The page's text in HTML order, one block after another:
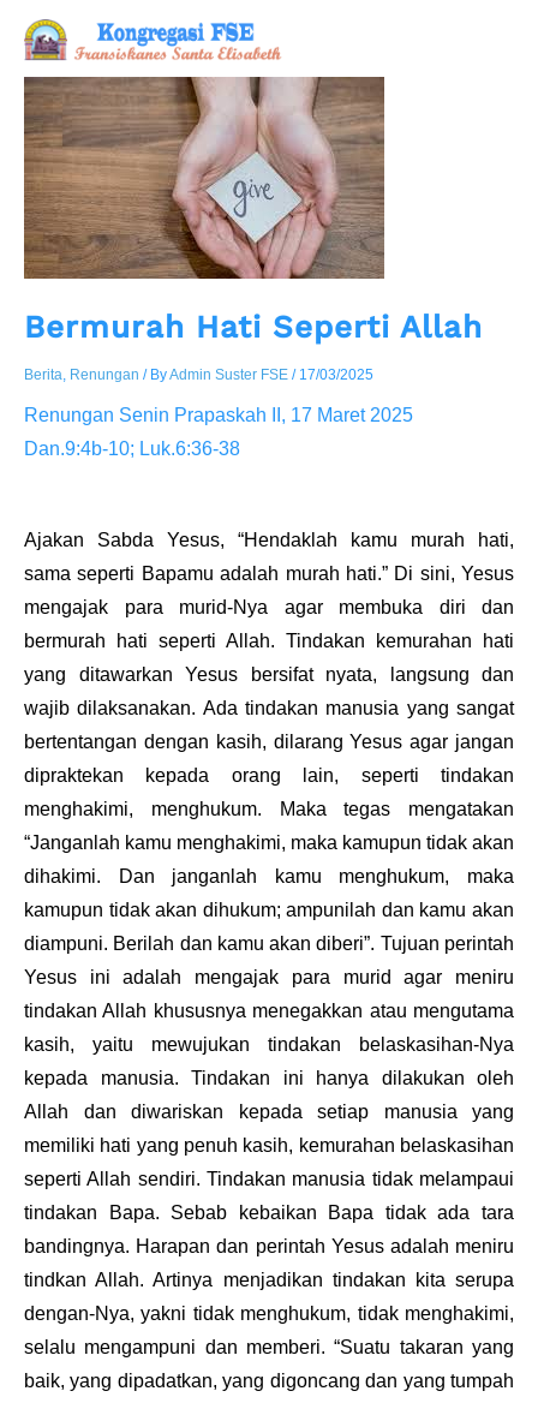
content
Bermurah Hati Seperti Allah
Berita, Renungan / ByAdmin Suster FSE / 17/03/2025
Renungan Senin Prapaskah II, 17 Maret 2025
Dan.9:4b-10; Luk.6:36-38
Ajakan Sabda Yesus, “Hendaklah kamu murah hati,
sama seperti Bapamu adalah murah hati.” Di sini, Yesus
mengajak para murid-Nya agar membuka diri dan
bermurah hati seperti Allah. Tindakan kemurahan hati
yang ditawarkan Yesus bersifat nyata, langsung dan
wajib dilaksanakan. Ada tindakan manusia yang sangat
bertentangan dengan kasih, dilarang Yesus agar jangan
dipraktekan kepada orang lain, seperti tindakan
menghakimi, menghukum. Maka tegas mengatakan
“Janganlah kamu menghakimi, maka kamupun tidak akan
dihakimi. Dan janganlah kamu menghukum, maka
kamupun tidak akan dihukum; ampunilah dan kamu akan
diampuni. Berilah dan kamu akan diberi”. Tujuan perintah
Yesus ini adalah mengajak para murid agar meniru
tindakan Allah khususnya menegakkan atau mengutama
kasih, yaitu mewujukan tindakan belaskasihan-Nya
kepada manusia. Tindakan ini hanya dilakukan oleh
Allah dan diwariskan kepada setiap manusia yang
memiliki hati yang penuh kasih, kemurahan belaskasihan
seperti Allah sendiri. Tindakan manusia tidak melampaui
tindakan Bapa. Sebab kebaikan Bapa tidak ada tara
bandingnya. Harapan dan perintah Yesus adalah meniru
tindkan Allah. Artinya menjadikan tindakan kita serupa
dengan-Nya, yakni tidak menghukum, tidak menghakimi,
selalu mengampuni dan memberi. “Suatu takaran yang
baik, yang dipadatkan, yang digoncang dan yang tumpah